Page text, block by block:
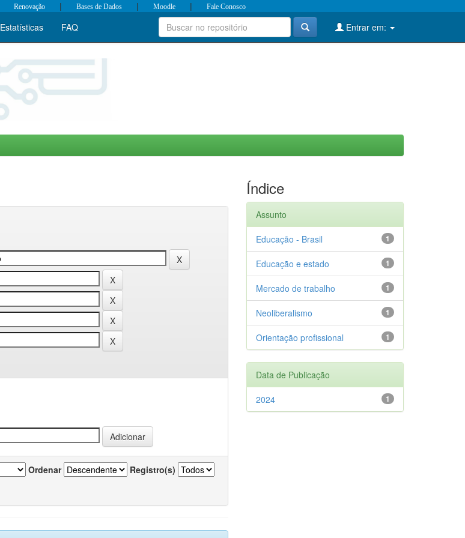
Renovação | Bases de Dados | Moodle | Fale Conosco
Estatísticas FAQ Entrar em:
Ordenar Registro(s)
Índice
Assunto
1
Educação - Brasil
1
Educação e estado
1
Mercado de trabalho
1
Neoliberalismo
1
Orientação profissional
Data de Publicação
1
2024